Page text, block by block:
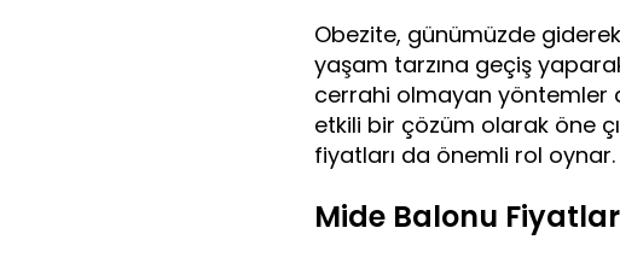
Obezite, günümüzde
yaşam tarzına geçiş
cerrahi olmayan yöntemler
etkili bir çözüm olarak öne
fiyatları da önemli rol oynar.
Mide Balonu